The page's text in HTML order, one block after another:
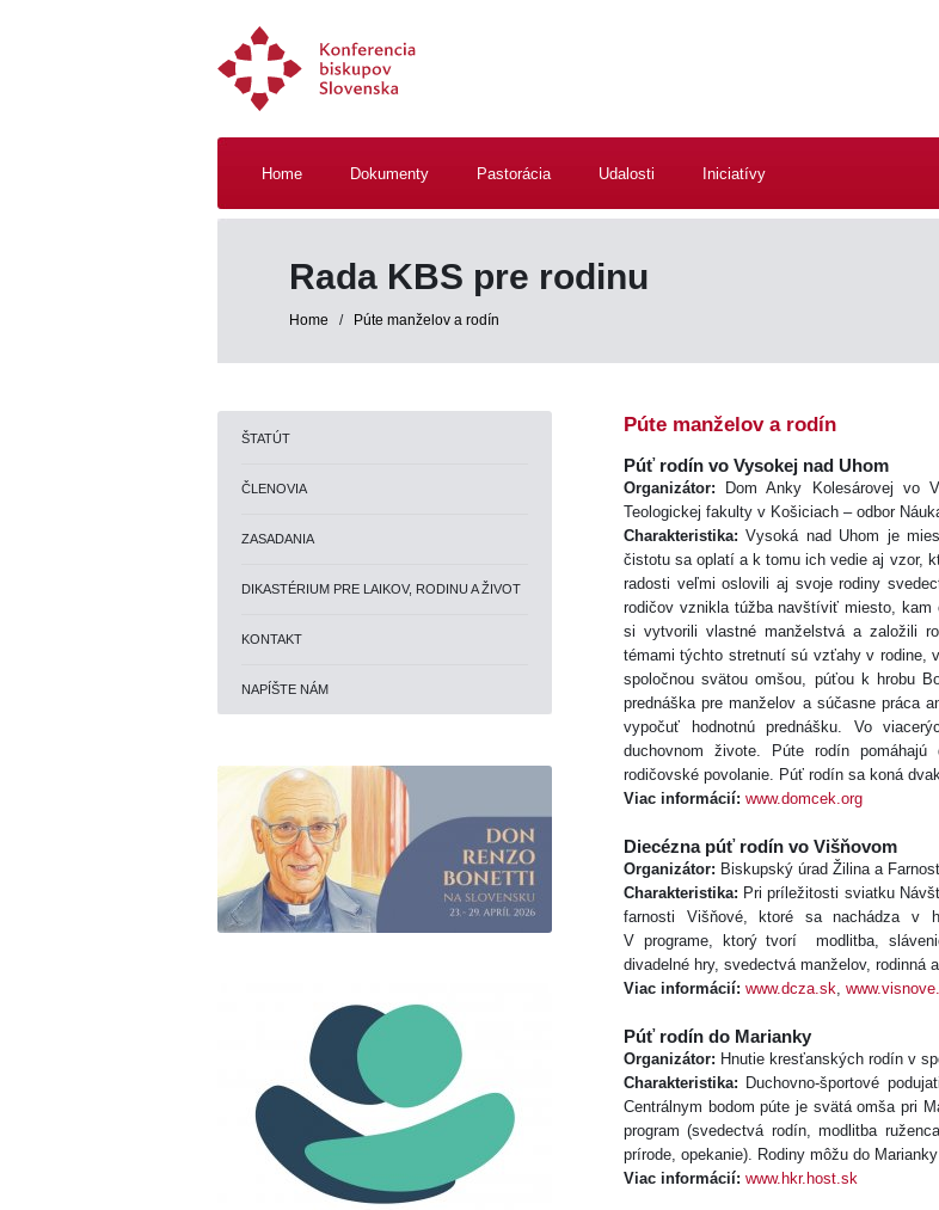
Home Dokumenty Pastorácia Udalosti Iniciatívy
Rada KBS pre rodinu
Home / Púte manželov a rodín
ŠTATÚT
ČLENOVIA
ZASADANIA
DIKASTÉRIUM PRE LAIKOV, RODINU A ŽIVOT
KONTAKT
NAPÍŠTE NÁM
Púte manželov a rodín
Púť rodín vo Vysokej nad Uhom
Organizátor: Dom Anky Kolesárovej vo
Teologickej fakulty v Košiciach – odbor
Charakteristika: Vysoká nad Uhom je
čistotu sa oplatí a k tomu ich vedie aj vzor,
radosti veľmi oslovili aj svoje rodiny
rodičov vznikla túžba navštíviť miesto,
si vytvorili vlastné manželstvá a založili
témami týchto stretnutí sú vzťahy v rodine,
spoločnou svätou omšou, púťou k hrobu
prednáška pre manželov a súčasne práca
vypočuť hodnotnú prednášku. Vo
duchovnom živote. Púte rodín
rodičovské povolanie. Púť rodín sa koná
Viac informácií: www.domcek.org
Diecézna púť rodín vo Višňovom
Organizátor: Biskupský úrad Žilina a
Charakteristika: Pri príležitosti sviatku
farnosti Višňové, ktoré sa nachádza v
V programe, ktorý tvorí modlitba,
divadelné hry, svedectvá manželov, rodinná
Viac informácií: www.dcza.sk,
Púť rodín do Marianky
Organizátor: Hnutie kresťanských rodín v
Charakteristika: Duchovno-športové
Centrálnym bodom púte je svätá omša pri
program (svedectvá rodín, modlitba
prírode, opekanie). Rodiny môžu do
Viac informácií: www.hkr.host.sk